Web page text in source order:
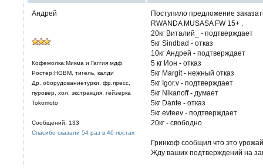
Андрей
Кофемолка:Микма и Гаггия мдф
Ростер:HGBM, тигель, калди
Др. оборудованиетурки, фр.пресс,
пуровер, хол. экстракция, гейзерка
Tokomoto
Сообщений: 133
Спасибо сказали 54 раз в 40 постах
Поступило предложение
RWANDA MUSASA FW 15+ .
20кг Виталий_ - подтверждает
5кг Sindbad - отказ
10кг Андрей - подтверждает
5 кг Ион - отказ
5кг Margit - нежный отказ
5кг Igor.v - подтверждает
5кг Nikanoff - думает
5кг Dante - отказ
5кг evteev - подтверждает
20кг - свободно
Гринкоф сообщил что это
Жду ваших подтверждений на